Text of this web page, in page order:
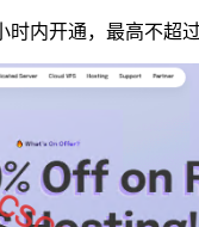
时内开通，最高不超